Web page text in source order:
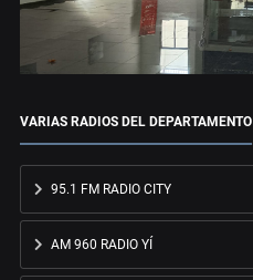
VARIAS RADIOS DEL DEPARTAMENTO
95.1 FM RADIO CITY
AM 960 RADIO YÍ